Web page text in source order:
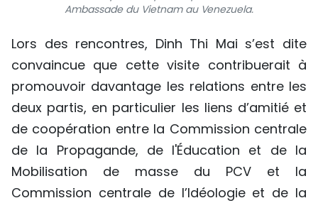
Ambassade du Vietnam au Venezuela.
Lors des rencontres, Dinh Thi Mai s’est dite
convaincue que cette visite contribuerait à
promouvoir davantage les relations entre les
deux partis, en particulier les liens d’amitié et
de coopération entre la Commission centrale
de la Propagande, de l'Éducation et de la
Mobilisation de masse du PCV et la
Commission centrale de l’Idéologie et de la